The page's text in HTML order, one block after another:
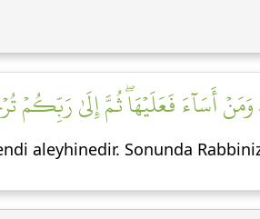
أَسَآءَ فَعَلَيۡهَاۖ ثُمَّ إِلَىٰ رَبِّكُمۡ
aleyhinedir. Sonunda